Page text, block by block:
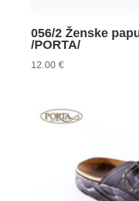
056/2 Ženske
/PORTA/
12.00 €